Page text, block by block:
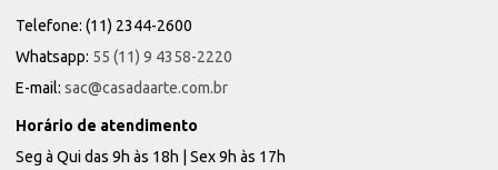
Telefone: (11) 2344-2600
Whatsapp: 55 (11) 9 4358-2220
E-mail: sac@casadaarte.com.br
Horário de atendimento
Seg à Qui das 9h às 18h | Sex 9h às 17h